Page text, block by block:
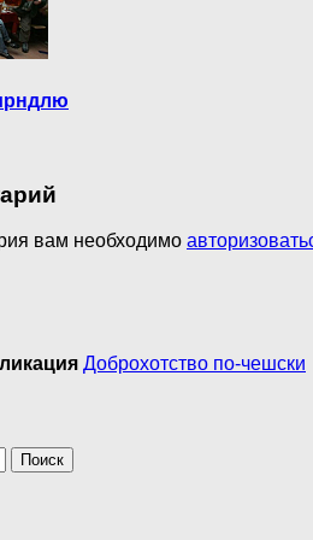
вам необходимо
Доброхотство по-чешски